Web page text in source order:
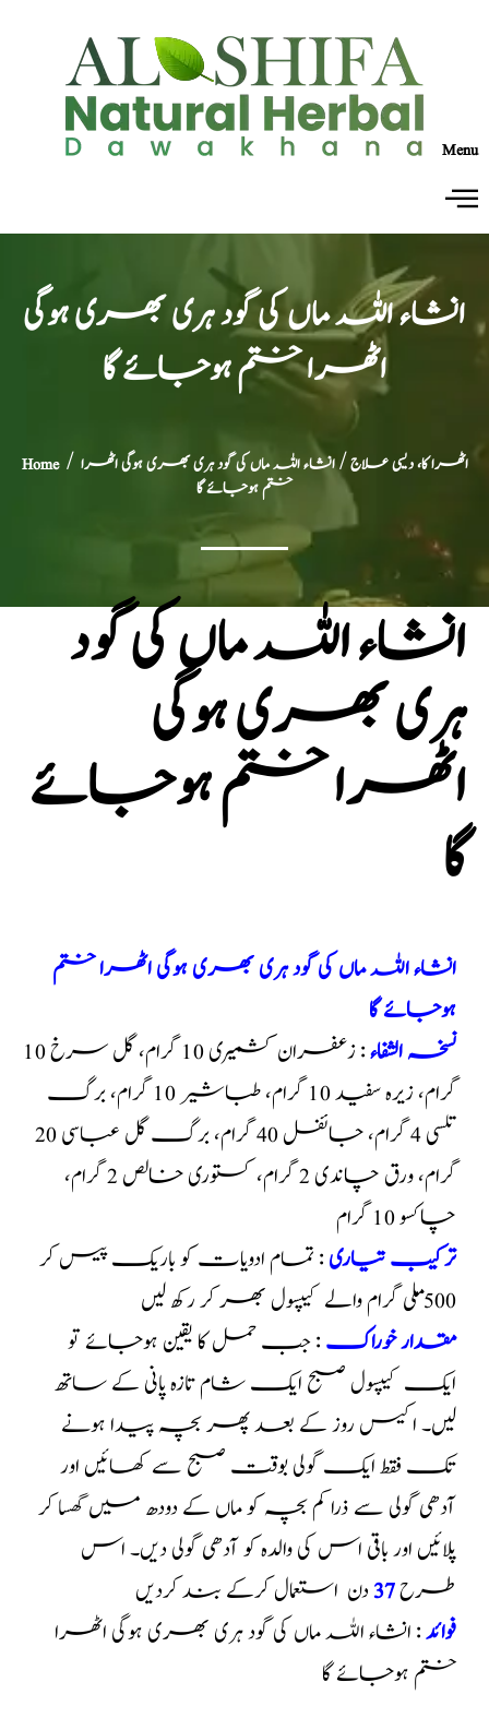
Menu
انشاء اللہ ماں کی گود ہری بھری ہوگی
اٹھرا ختم ہوجائے گا
Home/ اٹھرا کا، دیسی علاج/ انشاء اللہ ماں کی گود ہری بھری ہوگی اٹھرا
ختم ہوجائے گا
انشاء اللہ ماں کی گود
ہری بھری ہوگی
اٹھرا ختم ہوجائے
گا
انشاء اللہ ماں کی گود ہری بھری ہوگی اٹھرا ختم
ہوجائے گا
نسخہ الشفاء
: زعفران کشمیری 10 گرام، گل سرخ 10
گرام، زیرہ سفید 10 گرام، طباشیر 10 گرام، برگ
تلسی 4 گرام، جائفل 40 گرام، برگ گل عباسی 20
گرام، ورق چاندی 2 گرام، کستوری خالص 2 گرام،
چاکسو 10 گرام
ترکیب تیاری: تمام ادویات کو باریک پیس کر
500 ملی گرام والے کیپسول بھر کر رکھ لیں
مقدار خوراک: جب حمل کا یقین ہوجائے تو
ایک کیپسول صبح ایک شام تازہ پانی کے ساتھ
لیں۔ اکیس روز کے بعد پھر بچہ پیدا ہونے
تک فقط ایک گولی بوقت صبح سے کھائیں اور
آدھی گولی سے ذرا کم بچہ کو ماں کے دودھ میں گھسا کر
پلائیں اور باقی اس کی والدہ کو آدھی گولی دیں۔ اس
طرح37دن استعمال کرکے بند کردیں
فوائد: انشاء اللہ ماں کی گود ہری بھری ہوگی اٹھرا
ختم ہوجائے گا